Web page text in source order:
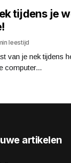
tijdens je
leestijd
van je nek tijdens
computer...
artikelen